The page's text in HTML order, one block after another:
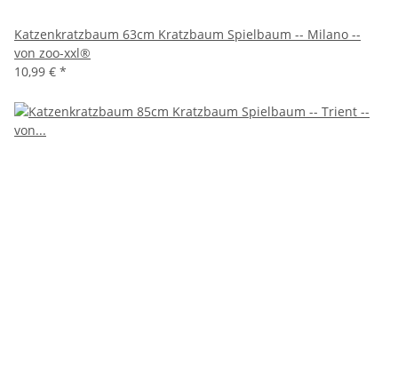
Katzenkratzbaum 63cm Kratzbaum Spielbaum -- Milano --
von zoo-xxl®
10,99 € *